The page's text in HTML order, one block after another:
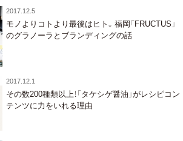
2017.12.5
モノよりコトより最後はヒト。福岡「FRUCTUS」
のグラノーラとブランディングの話
2017.12.1
その数200種類以上！「タケシゲ醤油」がレシピコン
テンツに力をいれる理由